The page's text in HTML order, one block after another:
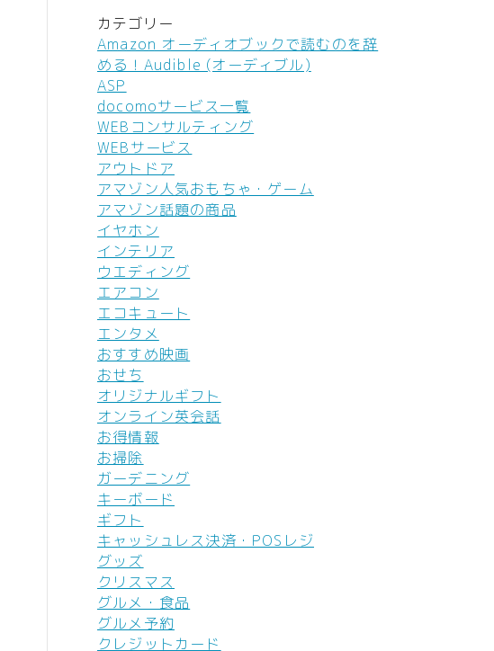
カテゴリー
Amazon オーディオブックで読むのを辞
める！Audible (オーディブル)
ASP
docomoサービス一覧
WEBコンサルティング
WEBサービス
アウトドア
アマゾン人気おもちゃ・ゲーム
アマゾン話題の商品
イヤホン
インテリア
ウエディング
エアコン
エコキュート
エンタメ
おすすめ映画
おせち
オリジナルギフト
オンライン英会話
お得情報
お掃除
ガーデニング
キーボード
ギフト
キャッシュレス決済・POSレジ
グッズ
クリスマス
グルメ・食品
グルメ予約
クレジットカード